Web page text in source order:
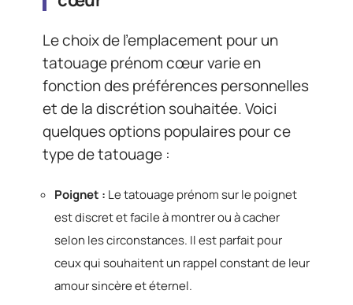
Le choix de l’emplacement pour un
tatouage prénom cœur varie en
fonction des préférences personnelles
et de la discrétion souhaitée. Voici
quelques options populaires pour ce
type de tatouage :
Poignet : Le tatouage prénom sur le poignet
est discret et facile à montrer ou à cacher
selon les circonstances. Il est parfait pour
ceux qui souhaitent un rappel constant de leur
amour sincère et éternel.